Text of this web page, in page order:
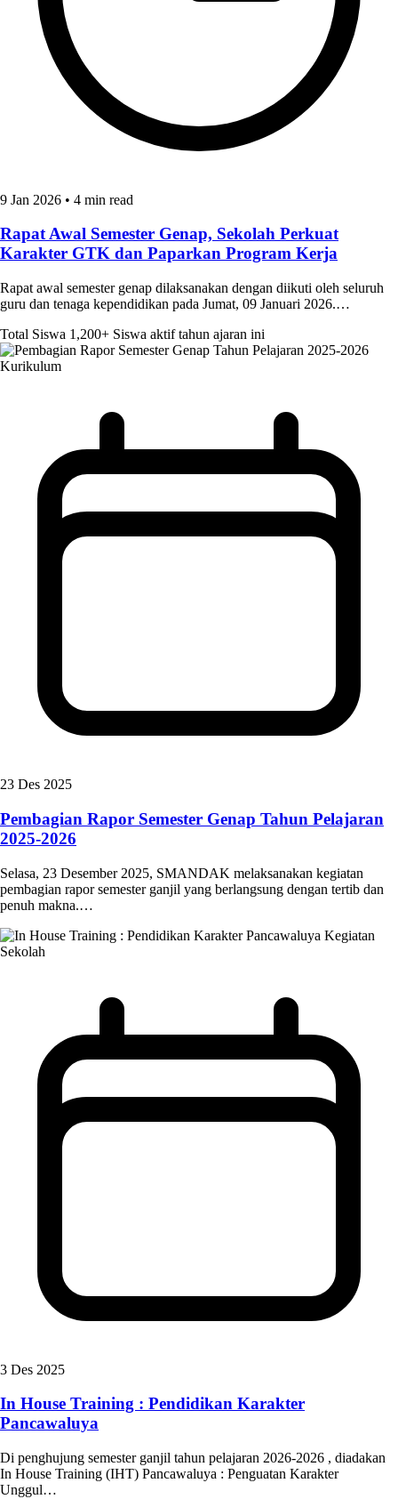
9 Jan 2026 • 4 min read
Rapat Awal Semester Genap, Sekolah Perkuat
Karakter GTK dan Paparkan Program Kerja
Rapat awal semester genap dilaksanakan dengan diikuti oleh seluruh
guru dan tenaga kependidikan pada Jumat, 09 Januari 2026.…
Total Siswa 1,200+ Siswa aktif tahun ajaran ini
Kurikulum
23 Des 2025
Pembagian Rapor Semester Genap Tahun Pelajaran
2025-2026
Selasa, 23 Desember 2025, SMANDAK melaksanakan kegiatan
pembagian rapor semester ganjil yang berlangsung dengan tertib dan
penuh makna.…
Kegiatan
Sekolah
3 Des 2025
In House Training : Pendidikan Karakter
Pancawaluya
Di penghujung semester ganjil tahun pelajaran 2026-2026 , diadakan
In House Training (IHT) Pancawaluya : Penguatan Karakter
Unggul…